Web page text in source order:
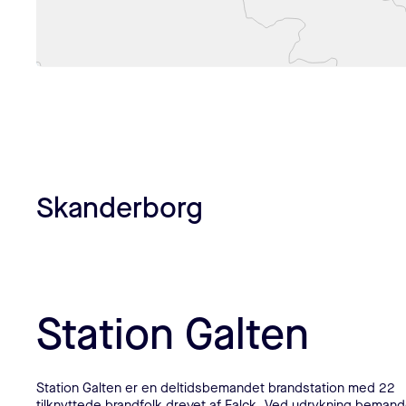
Skanderborg
Station Galten
Station Galten er en deltidsbemandet brandstation med 22